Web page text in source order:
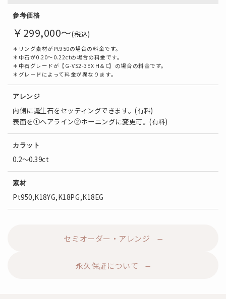
参考価格
￥299,000～(税込)
＊リング素材がPt950の場合の料金です。
＊中石が0.20～0.22ctの場合の料金です。
＊中石グレードが【G-VS2-3EX H＆C】の場合の料金です。
＊グレードによって料金が異なります。
アレンジ
内側に誕生石をセッティングできます。(有料)
表面を①ヘアライン②ホーニングに変更可。(有料)
カラット
0.2～0.39ct
素材
Pt950,K18YG,K18PG,K18EG
セミオーダー・アレンジ
永久保証について